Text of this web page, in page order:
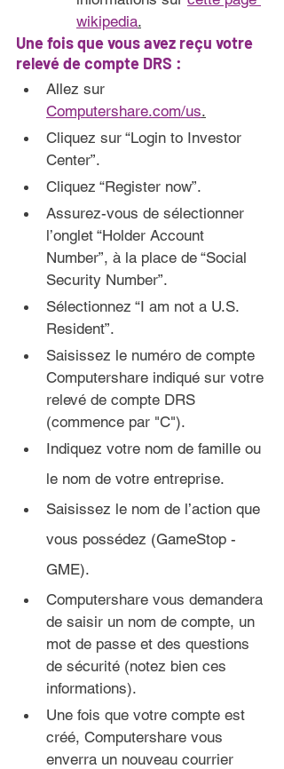
wikipedia.
Une fois que vous avez reçu votre
relevé de compte DRS :
Allez sur
Computershare.com/us.
Cliquez sur “Login to Investor
Center”.
Cliquez “Register now”.
Assurez-vous de sélectionner
l’onglet “Holder Account
Number”, à la place de “Social
Security Number”.
Sélectionnez “I am not a U.S.
Resident”.
Saisissez le numéro de compte
Computershare indiqué sur votre
relevé de compte DRS
(commence par "C").
Indiquez votre nom de famille ou
le nom de votre entreprise.
Saisissez le nom de l’action que
vous possédez (GameStop -
GME).
Computershare vous demandera
de saisir un nom de compte, un
mot de passe et des questions
de sécurité (notez bien ces
informations).
Une fois que votre compte est
créé, Computershare vous
enverra un nouveau courrier